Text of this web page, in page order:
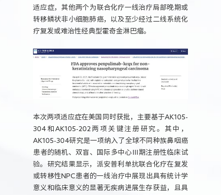
适应症，其他两个为联合化疗一线治疗局部晚期或
转移鳞状非小细胞肺癌，以及至少经过二线系统化
疗复发或难治性经典型霍奇金淋巴瘤。
本次两项适应症在美国同时获批，主要基于AK105-
304和AK105-202两项关键注册研究。其中，
AK105-304研究是一项纳入了全球不同种族鼻咽癌
患者的随机、双盲、国际多中心Ⅲ期注册性临床试
验。研究结果显示，派安普利单抗联合化疗在复发
或转移性NPC患者的一线治疗中展现出具有统计学
意义和临床意义的显著无疾病进展生存获益，且具